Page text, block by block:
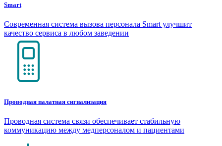
Smart
Современная система вызова персонала Smart улучшит
качество сервиса в любом заведении
Проводная палатная сигнализация
Проводная система связи обеспечивает стабильную
коммуникацию между медперсоналом и пациентами